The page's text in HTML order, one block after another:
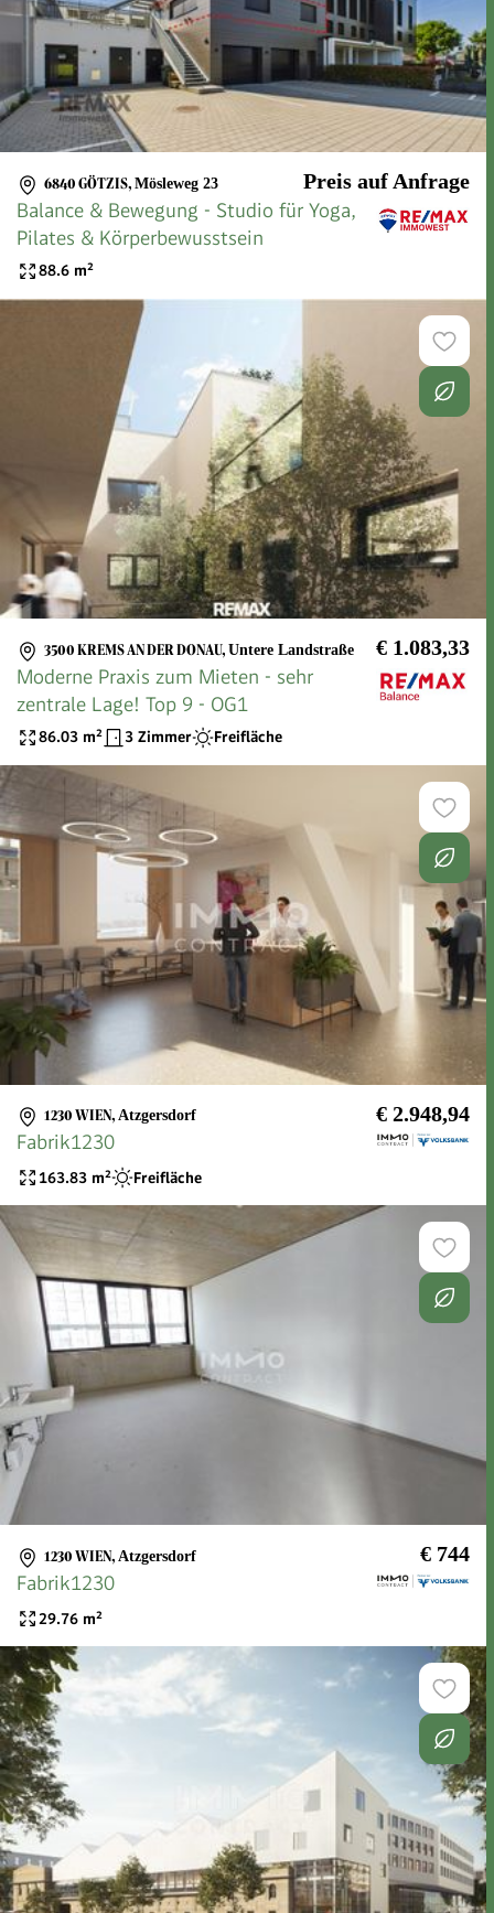
6840 GÖTZIS, Mösleweg 23 Preis auf Anfrage
Balance & Bewegung - Studio für Yoga,
Pilates & Körperbewusstsein
88.6 m²
3500 KREMS AN DER DONAU, Untere Landstraße € 1.083,33
Moderne Praxis zum Mieten - sehr
zentrale Lage! Top 9 - OG1
86.03 m² 3 Zimmer Freifläche
1230 WIEN, Atzgersdorf € 2.948,94
Fabrik1230
163.83 m² Freifläche
1230 WIEN, Atzgersdorf € 744
Fabrik1230
29.76 m²